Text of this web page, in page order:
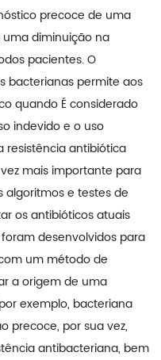
precoce de uma
diminuição na
pacientes. O
bacterianas permite aos
quando É considerado
indevido e o uso
resistência antibiótica
mais importante para
e testes de
os antibióticos atuais
desenvolvidos para
um método de
a origem de uma
exemplo, bacteriana
precoce, por sua vez,
antibacteriana, bem